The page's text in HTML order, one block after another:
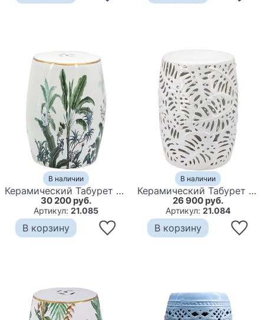
В наличии
Керамический Табурет Plants
30 200 руб.
Артикул: 21.085
В корзину
В наличии
Керамический Табурет Fern Белый
26 900 руб.
Артикул:21.084
В корзину